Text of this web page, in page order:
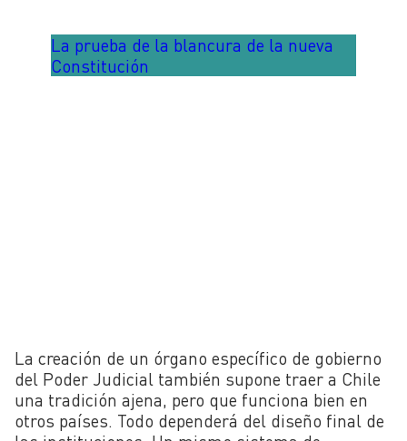
La prueba de la blancura de la nueva
Constitución
La creación de un órgano específico de gobierno
del Poder Judicial también supone traer a Chile
una tradición ajena, pero que funciona bien en
otros países. Todo dependerá del diseño final de